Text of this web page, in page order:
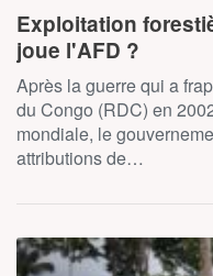
Exploitation
joue l'AFD ?
Après la guerre qui a
du Congo (RDC) en
mondiale, le
attributions de…